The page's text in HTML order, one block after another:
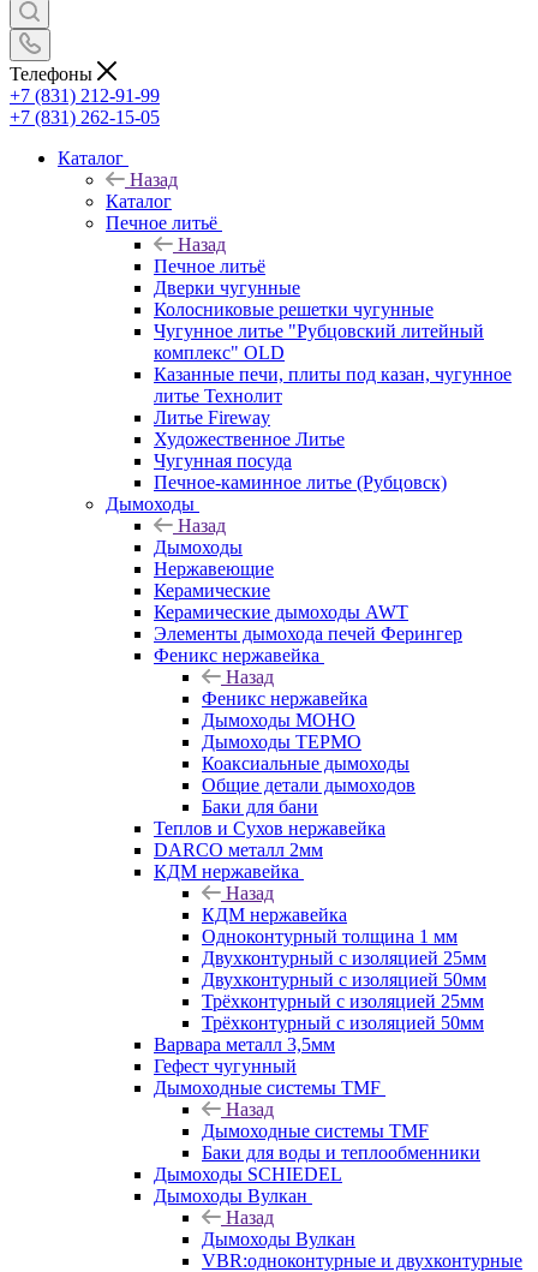
Телефоны
+7 (831) 212-91-99
+7 (831) 262-15-05
Каталог
Назад
Каталог
Печное литьё
Назад
Печное литьё
Дверки чугунные
Колосниковые решетки чугунные
Чугунное литье "Рубцовский литейный
комплекс" OLD
Казанные печи, плиты под казан, чугунное
литье Технолит
Литье Fireway
Художественное Литье
Чугунная посуда
Печное-каминное литье (Рубцовск)
Дымоходы
Назад
Дымоходы
Нержавеющие
Керамические
Керамические дымоходы AWT
Элементы дымохода печей Ферингер
Феникс нержавейка
Назад
Феникс нержавейка
Дымоходы МОНО
Дымоходы ТЕРМО
Коаксиальные дымоходы
Общие детали дымоходов
Баки для бани
Теплов и Сухов нержавейка
DARCO металл 2мм
КДМ нержавейка
Назад
КДМ нержавейка
Одноконтурный толщина 1 мм
Двухконтурный с изоляцией 25мм
Двухконтурный с изоляцией 50мм
Трёхконтурный с изоляцией 25мм
Трёхконтурный с изоляцией 50мм
Варвара металл 3,5мм
Гефест чугунный
Дымоходные системы TMF
Назад
Дымоходные системы TMF
Баки для воды и теплообменники
Дымоходы SCHIEDEL
Дымоходы Вулкан
Назад
Дымоходы Вулкан
VBR:одноконтурные и двухконтурные